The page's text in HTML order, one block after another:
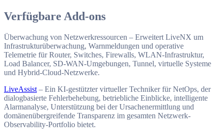
Verfügbare Add-ons
Überwachung von Netzwerkressourcen – Erweitert LiveNX um
Infrastrukturüberwachung, Warnmeldungen und operative
Telemetrie für Router, Switches, Firewalls, WLAN-Infrastruktur,
Load Balancer, SD-WAN-Umgebungen, Tunnel, virtuelle Systeme
und Hybrid-Cloud-Netzwerke.
LiveAssist – Ein KI-gestützter virtueller Techniker für NetOps, der
dialogbasierte Fehlerbehebung, betriebliche Einblicke, intelligente
Alarmanalyse, Unterstützung bei der Ursachenermittlung und
domänenübergreifende Transparenz im gesamten Netzwerk-
Observability-Portfolio bietet.